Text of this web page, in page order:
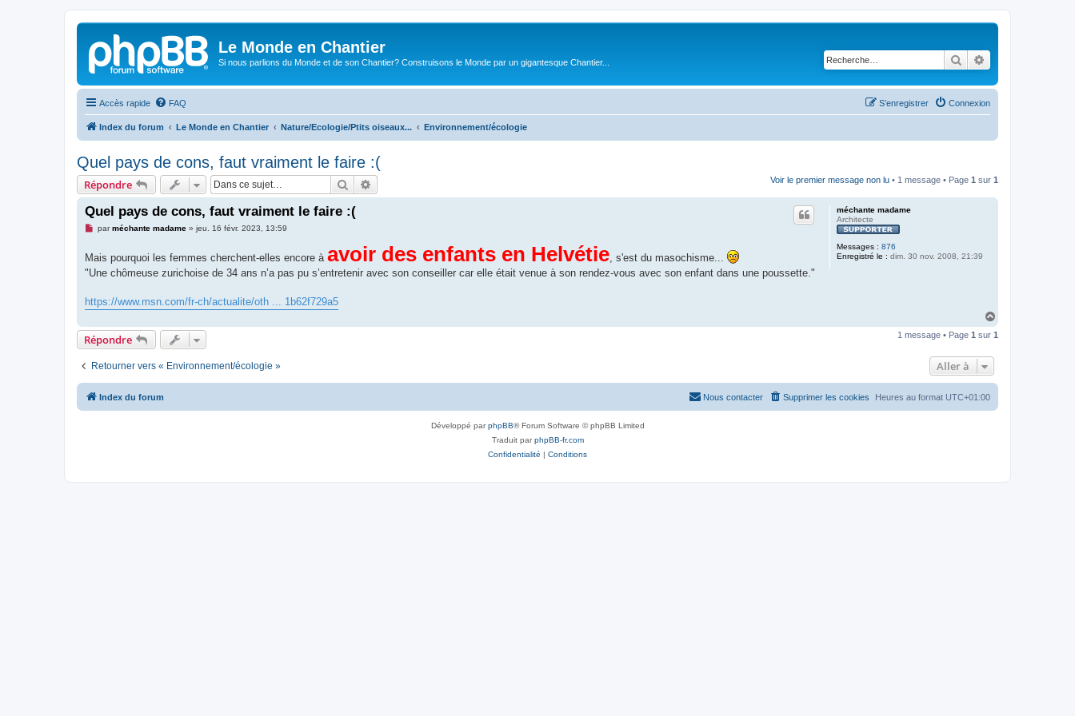
Le Monde en Chantier
Si nous parlions du Monde et de son Chantier? Construisons le Monde par un gigantesque Chantier... Rechercher
Accès rapide FAQ Connexion
S’enregistrer
Index du forum Le Monde en Chantier Nature/Ecologie/Ptits oiseaux... Environnement/écologie
Quel pays de cons, faut vraiment le faire :(
Répondre Rechercher Voir le premier message non lu • 1 message • Page 1 sur 1
méchante madame
Architecte
Messages : 876
Enregistré le : dim. 30 nov. 2008, 21:39
Quel pays de cons, faut vraiment le faire :(
M
s
g
o
u
parméchante madame» jeu. 16 févr. 2023, 13:59
Mais pourquoi les femmes cherchent-elles encore à avoir des enfants en Helvétie , s'est du masochisme...
"Une chômeuse zurichoise de 34 ans n’a pas pu s’entretenir avec son conseiller car elle était venue à son rendez-vous avec son enfant dans une poussette."
https://www.msn.com/fr-ch/actualite/oth ... 1b62f729a5
u
Répondre 1 message • Page 1 sur 1
Retourner vers « Environnement/écologie » Aller à
Index du forum Heures au format UTC+01:00
Supprimer les cookies
Nous contacter
Développé parphpBB® Forum Software © phpBB Limited
Traduit parphpBB-fr.com
Confidentialité | Conditions